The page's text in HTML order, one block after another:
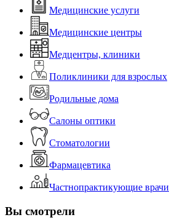
Медицинские услуги
Медицинские центры
Медцентры, клиники
Поликлиники для взрослых
Родильные дома
Салоны оптики
Стоматологии
Фармацевтика
Частнопрактикующие врачи
Вы смотрели